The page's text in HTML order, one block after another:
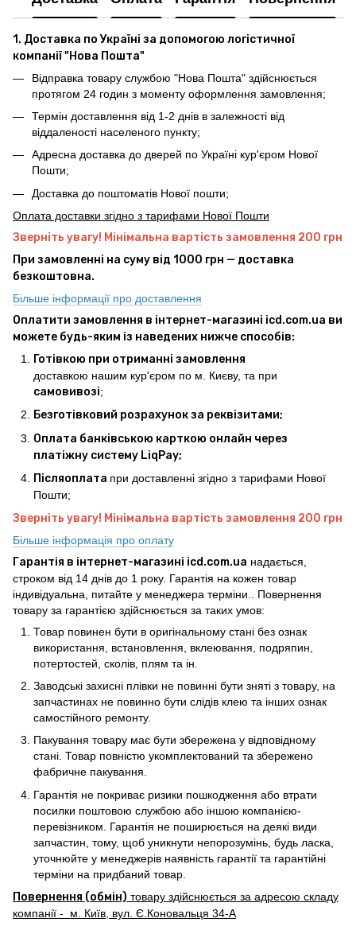
1. Доставка по Україні за допомогою логістичної
компанії "Нова Пошта"
Відправка товару службою "Нова Пошта" здійснюється
протягом 24 годин з моменту оформлення замовлення;
Термін доставлення від 1-2 днів в залежності від
віддаленості населеного пункту;
Адресна доставка до дверей по Україні кур'єром Нової
Пошти;
Доставка до поштоматів Нової пошти;
Оплата доставки згідно з тарифами Нової Пошти
Зверніть увагу! Мінімальна вартість замовлення 200 грн
При замовленні на суму від 1000 грн — доставка
безкоштовна.
Більше інформації про доставлення
Оплатити замовлення в інтернет-магазині icd.com.ua ви
можете будь-яким із наведених нижче способів:
Готівкою при отриманні замовлення
доставкою нашим кур'єром по м. Києву, та при
самовивозі;
Безготівковий розрахунок за реквізитами;
Оплата банківською карткою онлайн через
платіжну систему LiqPay;
Післяоплата при доставленні згідно з тарифами Нової
Пошти;
Зверніть увагу! Мінімальна вартість замовлення 200 грн
Більше інформація про оплату
Гарантія в інтернет-магазині icd.com.ua надається,
строком від 14 днів до 1 року. Гарантія на кожен товар
індивідуальна, питайте у менеджера терміни.. Повернення
товару за гарантією здійснюється за таких умов:
Товар повинен бути в оригінальному стані без ознак
використання, встановлення, вклеювання, подряпин,
потертостей, сколів, плям та ін.
Заводські захисні плівки не повинні бути зняті з товару, на
запчастинах не повинно бути слідів клею та інших ознак
самостійного ремонту.
Пакування товару має бути збережена у відповідному
стані. Товар повністю укомплектований та збережено
фабричне пакування.
Гарантія не покриває ризики пошкодження або втрати
посилки поштовою службою або іншою компанією-
перевізником. Гарантія не поширюється на деякі види
запчастин, тому, щоб уникнути непорозумінь, будь ласка,
уточнюйте у менеджерів наявність гарантії та гарантійні
терміни на придбаний товар.
Повернення (обмін) товару здійснюється за адресою складу
компанії - м. Київ, вул. Є.Коновальця 34-А